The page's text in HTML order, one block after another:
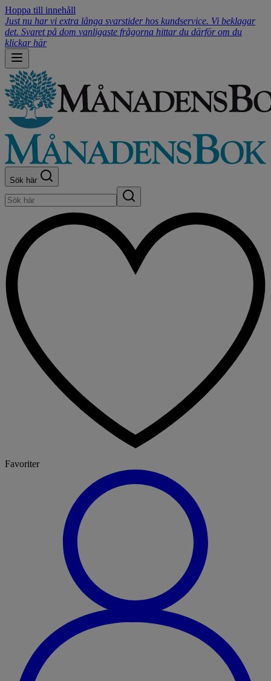
Hoppa till innehåll
Just nu har vi extra långa svarstider hos kundservice. Vi beklagar
det. Svaret på dom vanligaste frågorna hittar du därför om du
klickar här
Sök här
Favoriter